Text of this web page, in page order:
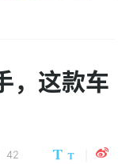
，这款车
42